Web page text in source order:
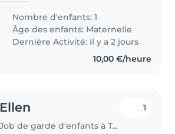
niet bang is voor onze hond, die
kan koken en huishoudelijke
taken (opruimen) kan doen...
Nombre d'enfants: 1
Âge des enfants: Maternelle
Dernière Activité: il y a 2 jours
10,00 €/heure
Ellen
Job de garde d'enfants à Temse
1